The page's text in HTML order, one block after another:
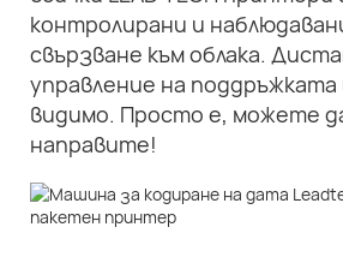
контролирани и
свързване към облака.
управление на
видимо. Просто е, можете
направите!